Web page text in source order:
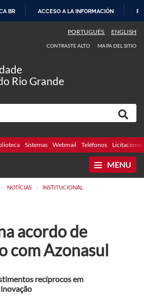
CONTENIDO
BR ACCESO A LA INFORMACIÓN
PORTUGUÊS ENGLISH
CONTRASTE ALTO MAPA DEL SITIO
Rio Grande
Sistemas Webmail Teléfonos Licitaciones
MENU
> NOTÍCIAS > INSTITUCIONAL
acordo de
com Azonasul
recíprocos em